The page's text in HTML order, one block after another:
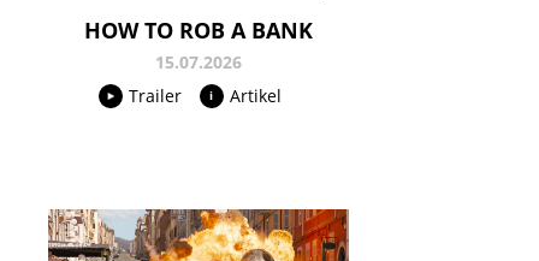
HOW TO ROB A BANK
15.07.2026
Trailer
Artikel